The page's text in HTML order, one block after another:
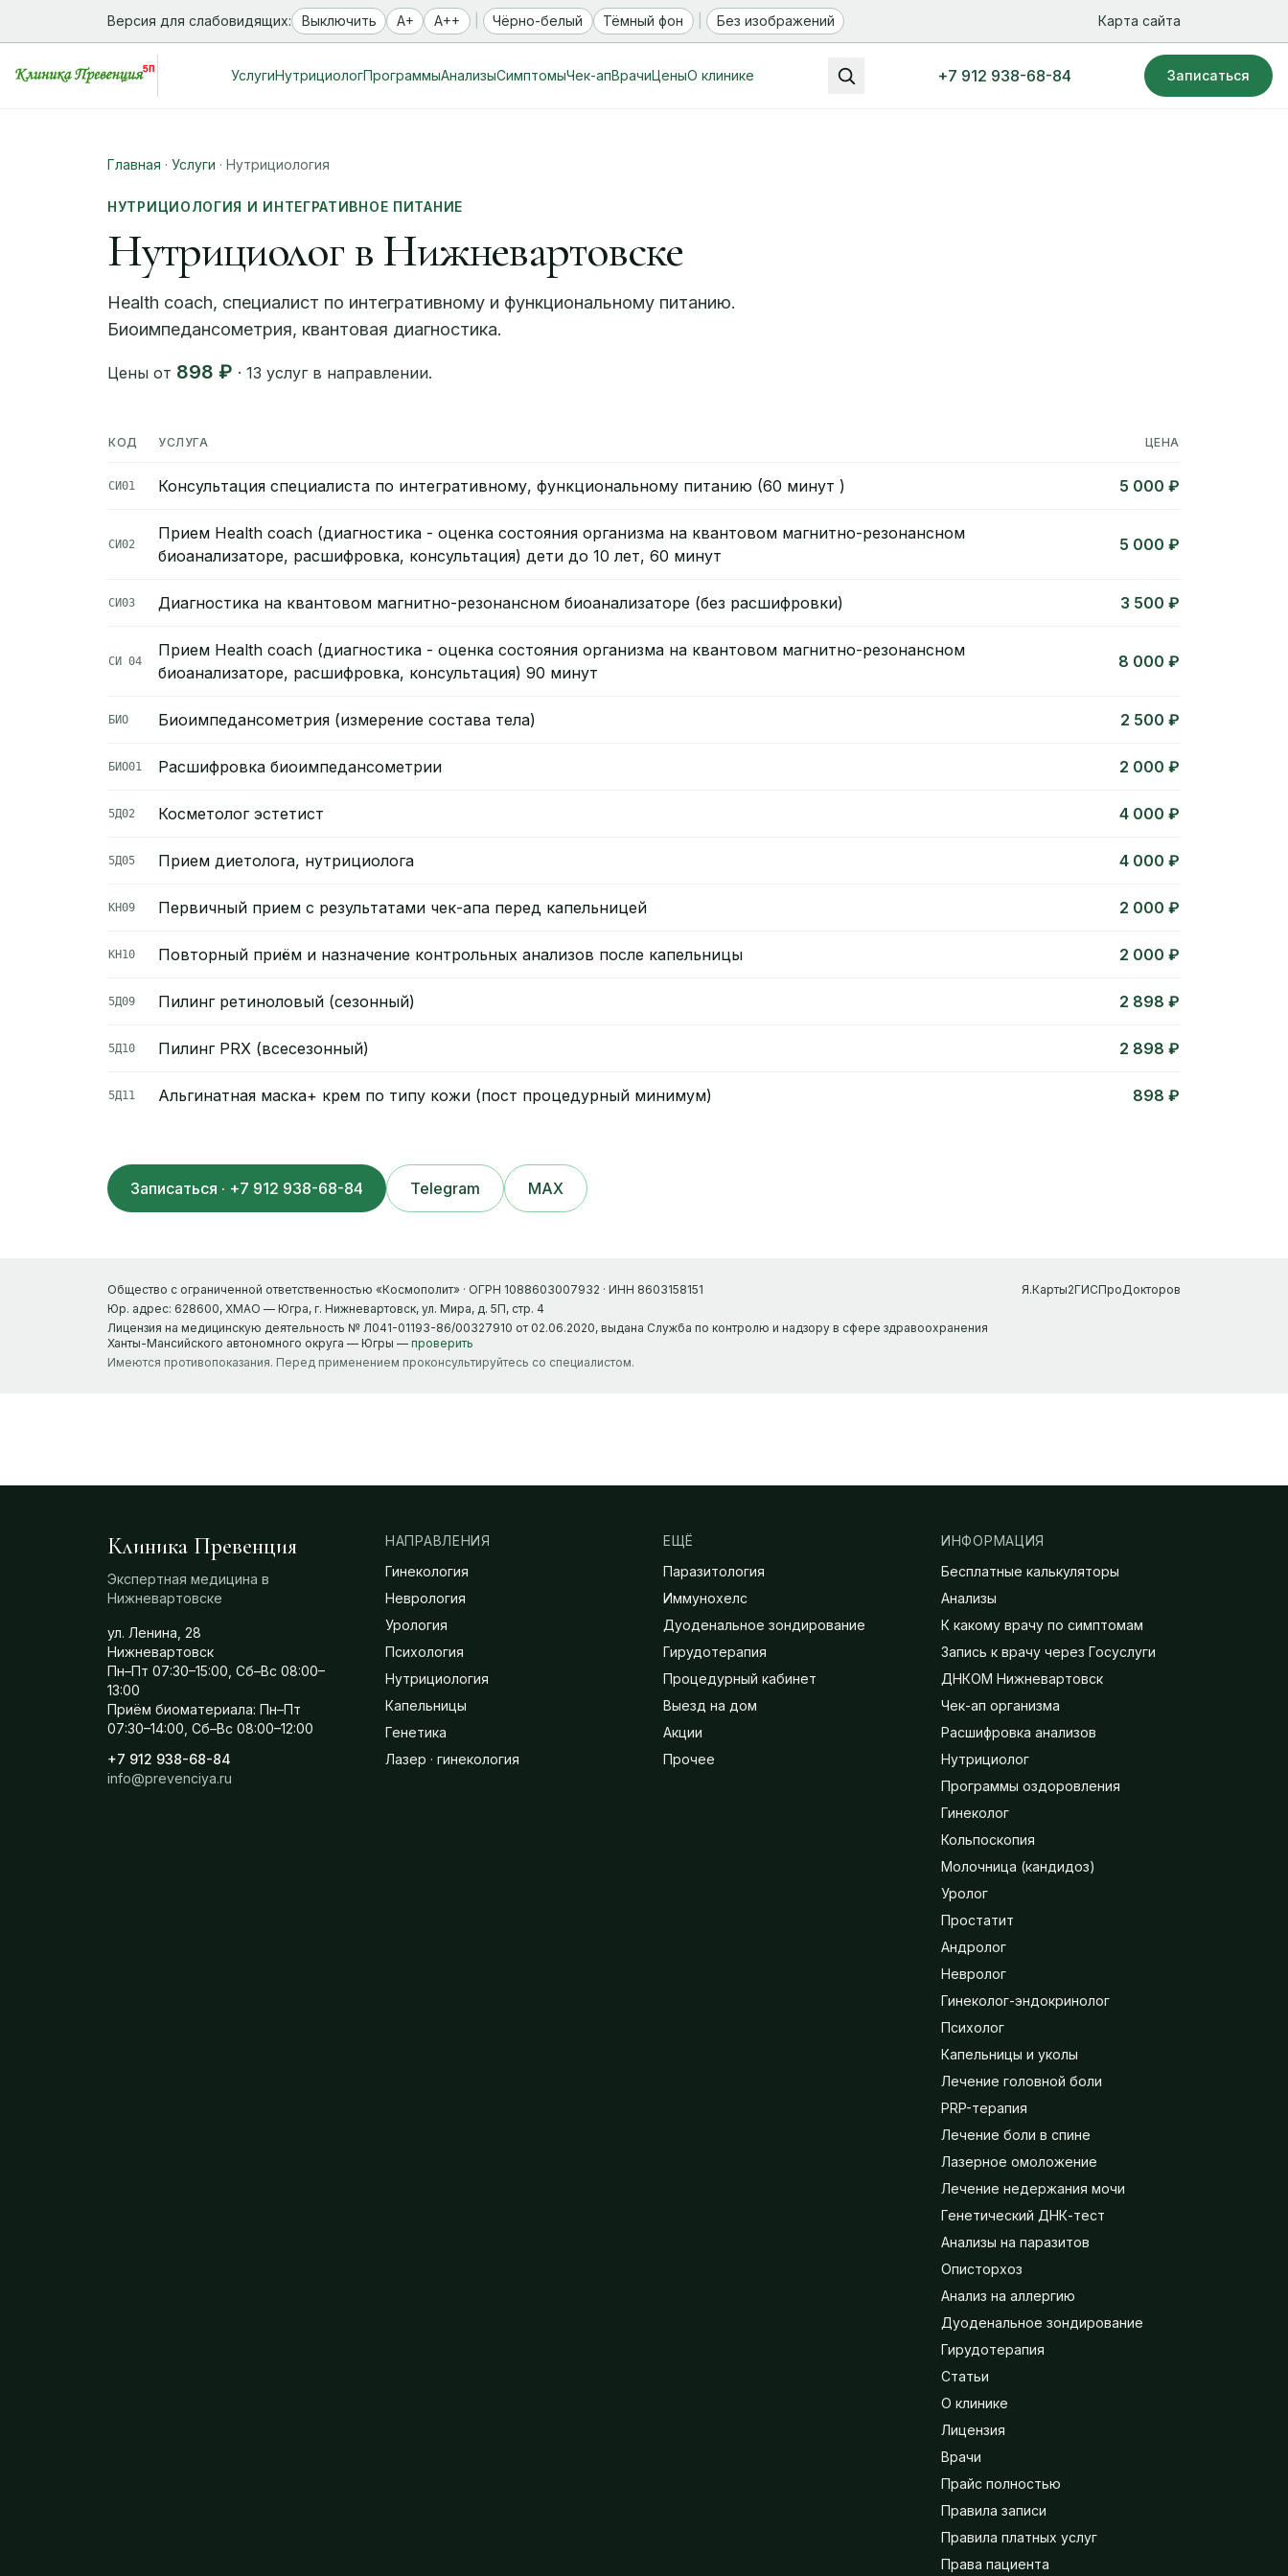
Версия для слабовидящих: Выключить A+ A++ Чёрно-белый Тёмный фон Без изображений Карта сайта
УслугиНутрициологПрограммыАнализыСимптомыЧек-апВрачиЦеныО клинике +7 912 938-68-84 Записаться
Главная · Услуги · Нутрициология
НУТРИЦИОЛОГИЯ И ИНТЕГРАТИВНОЕ ПИТАНИЕ
Нутрициолог в Нижневартовске
Health coach, специалист по интегративному и функциональному питанию.
Биоимпедансометрия, квантовая диагностика.
Цены от 898 ₽ · 13 услуг в направлении.
КОД УСЛУГА ЦЕНА
СИ01 Консультация специалиста по интегративному, функциональному питанию (60 минут ) 5 000 ₽
СИ02
Прием Health coach (диагностика - оценка состояния организма на квантовом магнитно-резонансном
биоанализаторе, расшифровка, консультация) дети до 10 лет, 60 минут
5 000 ₽
СИ03 Диагностика на квантовом магнитно-резонансном биоанализаторе (без расшифровки) 3 500 ₽
СИ 04
Прием Health coach (диагностика - оценка состояния организма на квантовом магнитно-резонансном
биоанализаторе, расшифровка, консультация) 90 минут
8 000 ₽
БИО Биоимпедансометрия (измерение состава тела) 2 500 ₽
БИО01 Расшифровка биоимпедансометрии 2 000 ₽
5Д02 Косметолог эстетист 4 000 ₽
5Д05 Прием диетолога, нутрициолога 4 000 ₽
КН09 Первичный прием с результатами чек-апа перед капельницей 2 000 ₽
КН10 Повторный приём и назначение контрольных анализов после капельницы 2 000 ₽
5Д09 Пилинг ретиноловый (сезонный) 2 898 ₽
5Д10 Пилинг PRX (всесезонный) 2 898 ₽
5Д11 Альгинатная маска+ крем по типу кожи (пост процедурный минимум) 898 ₽
Записаться · +7 912 938-68-84 Telegram MAX
Общество с ограниченной ответственностью «Космополит» · ОГРН 1088603007932 · ИНН 8603158151
Юр. адрес: 628600, ХМАО — Югра, г. Нижневартовск, ул. Мира, д. 5П, стр. 4
Лицензия на медицинскую деятельность № Л041-01193-86/00327910 от 02.06.2020, выдана Служба по контролю и надзору в сфере здравоохранения
Ханты-Мансийского автономного округа — Югры — проверить
Имеются противопоказания. Перед применением проконсультируйтесь со специалистом.
Я.Карты2ГИСПроДокторов
Клиника Превенция
Экспертная медицина в
Нижневартовске
ул. Ленина, 28
Нижневартовск
Пн–Пт 07:30–15:00, Сб–Вс 08:00–
13:00
Приём биоматериала: Пн–Пт
07:30–14:00, Сб–Вс 08:00–12:00
+7 912 938-68-84
info@prevenciya.ru
НАПРАВЛЕНИЯ
Гинекология
Неврология
Урология
Психология
Нутрициология
Капельницы
Генетика
Лазер · гинекология
ЕЩЁ
Паразитология
Иммунохелс
Дуоденальное зондирование
Гирудотерапия
Процедурный кабинет
Выезд на дом
Акции
Прочее
ИНФОРМАЦИЯ
Бесплатные калькуляторы
Анализы
К какому врачу по симптомам
Запись к врачу через Госуслуги
ДНКОМ Нижневартовск
Чек-ап организма
Расшифровка анализов
Нутрициолог
Программы оздоровления
Гинеколог
Кольпоскопия
Молочница (кандидоз)
Уролог
Простатит
Андролог
Невролог
Гинеколог-эндокринолог
Психолог
Капельницы и уколы
Лечение головной боли
PRP-терапия
Лечение боли в спине
Лазерное омоложение
Лечение недержания мочи
Генетический ДНК-тест
Анализы на паразитов
Описторхоз
Анализ на аллергию
Дуоденальное зондирование
Гирудотерапия
Статьи
О клинике
Лицензия
Врачи
Прайс полностью
Правила записи
Правила платных услуг
Права пациента